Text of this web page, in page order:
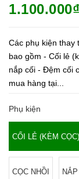
1.100.000₫
Các phụ kiện thay
bao gồm - Cối lẻ
nắp cối - Đệm cối
mua hàng tại...
Phụ kiện
CỐI LẺ (KÈM CỌC)
CỌC NHỒI